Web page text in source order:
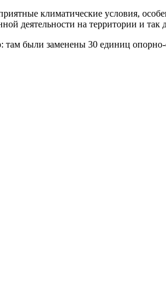
климатические условия,
деятельности на территории и так
там были заменены 30 единиц